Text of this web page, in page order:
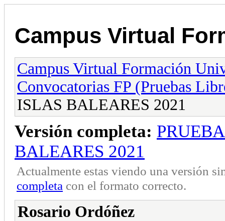
Campus Virtual
Campus Virtual Formación
Convocatorias FP (Pruebas
ISLAS BALEARES 2021
Versión completa:
BALEARES 2021
Actualmente estas viendo una versión
completa con el formato correcto.
Rosario Ordóñez